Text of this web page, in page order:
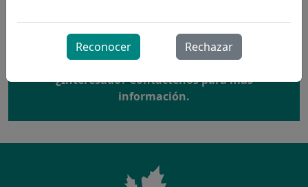
¿Interesado? Contáctenos para más
información.
Reconocer Rechazar